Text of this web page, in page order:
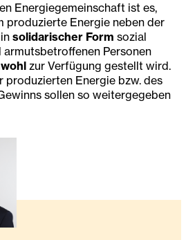
Energiegemeinschaft ist es,
produzierte Energie neben der
solidarischer Form sozial
Personen
zur Verfügung gestellt wird.
produzierten Energie bzw. des
sollen so weitergegeben